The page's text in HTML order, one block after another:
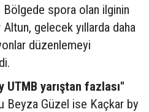
Bölgede spora olan ilginin
Altun, gelecek yıllarda daha
düzenlemeyi
UTMB yarıştan fazlası"
Beyza Güzel ise Kaçkar by